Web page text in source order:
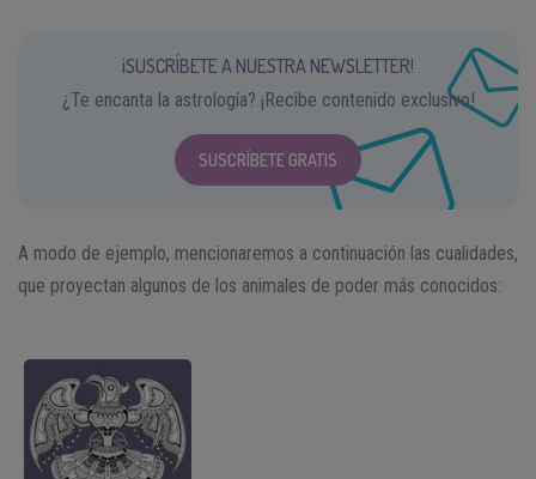
¡SUSCRÍBETE A NUESTRA NEWSLETTER!
¿Te encanta la astrología? ¡Recibe contenido exclusivo!
SUSCRÍBETE GRATIS
A modo de ejemplo, mencionaremos a continuación las cualidades,
que proyectan algunos de los animales de poder más conocidos: